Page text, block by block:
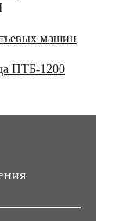
машин
ПТБ-1200